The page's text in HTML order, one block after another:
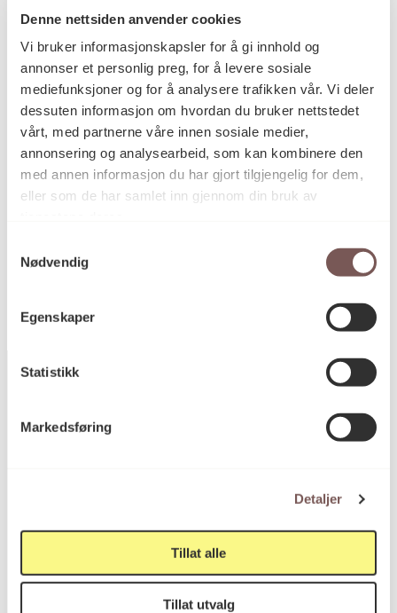
Denne nettsiden anvender cookies
Vi bruker informasjonskapsler for å gi innhold og
annonser et personlig preg, for å levere sosiale
mediefunksjoner og for å analysere trafikken vår. Vi deler
dessuten informasjon om hvordan du bruker nettstedet
vårt, med partnerne våre innen sosiale medier,
annonsering og analysearbeid, som kan kombinere den
med annen informasjon du har gjort tilgjengelig for dem,
eller som de har samlet inn gjennom din bruk av
Nødvendig
Egenskaper
Statistikk
Markedsføring
Detaljer
Tillat alle
Tillat utvalg
Teknikk og
Oljemaling på treplate
Mål
Høyde: 19cm
Bredde: 24cm
Postadresse
St. Olavs plass